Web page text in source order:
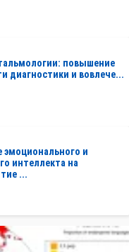
повышение
диагностики и вовлече...
эмоционального и
интеллекта на
...